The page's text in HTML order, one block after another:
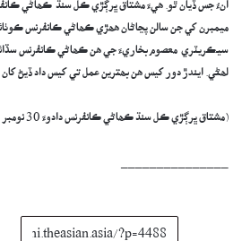
آنءُ جس ڏيان ٿو. ھيءَ مشتاق ڀرڳڙي ڪل سنڌ ڪھاڻي
ميمبرن کي جن سالن پڃاڻان ھھڙي ڪھاڻي ڪانفرنس
سيڪريٽري معصوم بخاريءَ جي ھن ڪھاڻي ڪانفرنس
لھڻي. ايندڙ دور کيس ھن بھترين عمل تي کيس داد ڏيڻ
(مشتاق ڀرڳڙي ڪل سنڌ ڪھاڻي ڪانفرنس دادوءَ 30 نومبر 2025 پڙھيل)
_______________